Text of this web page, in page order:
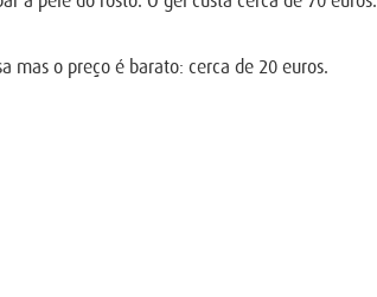
o preço é barato: cerca de 20 euros.